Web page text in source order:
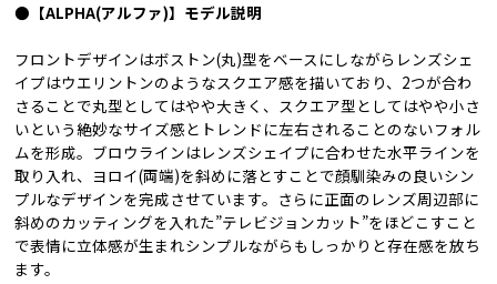
●【ALPHA(アルファ)】モデル説明
フロントデザインはボストン(丸)型をベースにしながらレンズシェ
イプはウエリントンのようなスクエア感を描いており、2つが合わ
さることで丸型としてはやや大きく、スクエア型としてはやや小さ
いという絶妙なサイズ感とトレンドに左右されることのないフォル
ムを形成。ブロウラインはレンズシェイプに合わせた水平ラインを
取り入れ、ヨロイ(両端)を斜めに落とすことで顔馴染みの良いシン
プルなデザインを完成させています。さらに正面のレンズ周辺部に
斜めのカッティングを入れた”テレビジョンカット”をほどこすこと
で表情に立体感が生まれシンプルながらもしっかりと存在感を放ち
ます。